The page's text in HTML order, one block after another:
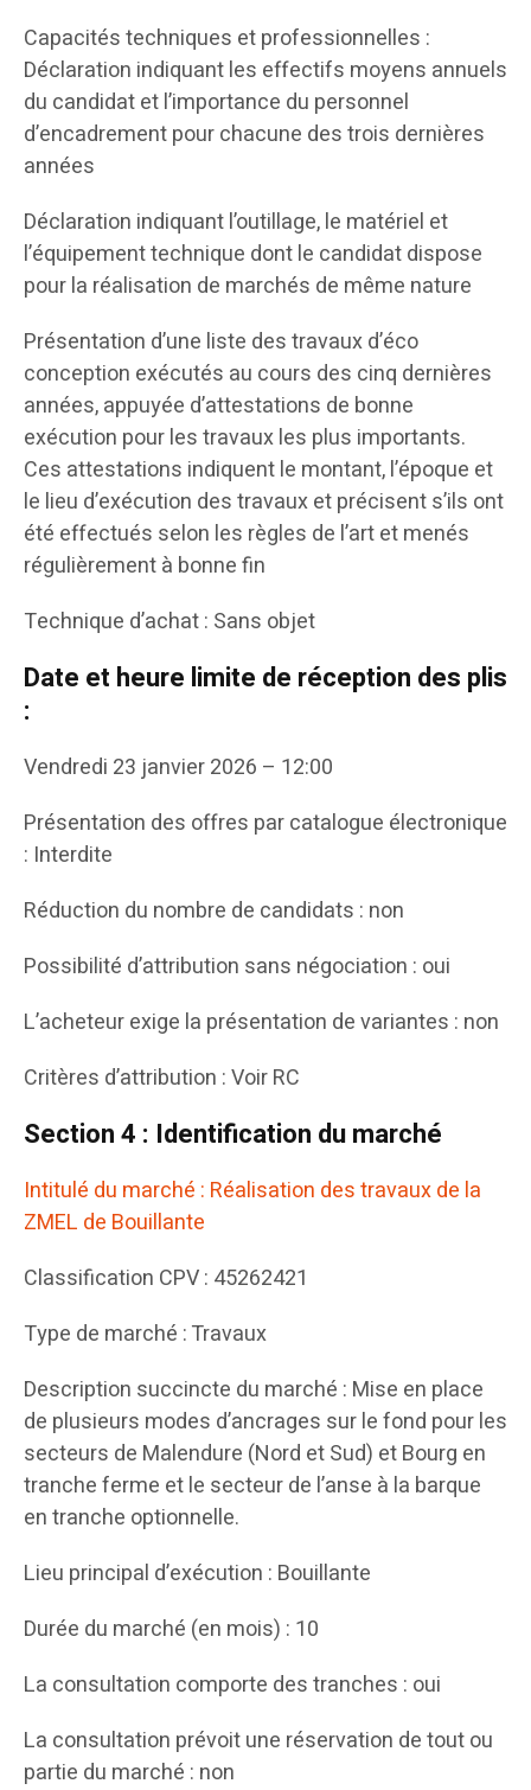
Capacités techniques et professionnelles :
Déclaration indiquant les effectifs moyens annuels
du candidat et l’importance du personnel
d’encadrement pour chacune des trois dernières
années
Déclaration indiquant l’outillage, le matériel et
l’équipement technique dont le candidat dispose
pour la réalisation de marchés de même nature
Présentation d’une liste des travaux d’éco
conception exécutés au cours des cinq dernières
années, appuyée d’attestations de bonne
exécution pour les travaux les plus importants.
Ces attestations indiquent le montant, l’époque et
le lieu d’exécution des travaux et précisent s’ils ont
été effectués selon les règles de l’art et menés
régulièrement à bonne fin
Technique d’achat : Sans objet
Date et heure limite de réception des plis
:
Vendredi 23 janvier 2026 – 12:00
Présentation des offres par catalogue électronique
: Interdite
Réduction du nombre de candidats : non
Possibilité d’attribution sans négociation : oui
L’acheteur exige la présentation de variantes : non
Critères d’attribution : Voir RC
Section 4 : Identification du marché
Intitulé du marché : Réalisation des travaux de la
ZMEL de Bouillante
Classification CPV : 45262421
Type de marché : Travaux
Description succincte du marché : Mise en place
de plusieurs modes d’ancrages sur le fond pour les
secteurs de Malendure (Nord et Sud) et Bourg en
tranche ferme et le secteur de l’anse à la barque
en tranche optionnelle.
Lieu principal d’exécution : Bouillante
Durée du marché (en mois) : 10
La consultation comporte des tranches : oui
La consultation prévoit une réservation de tout ou
partie du marché : non